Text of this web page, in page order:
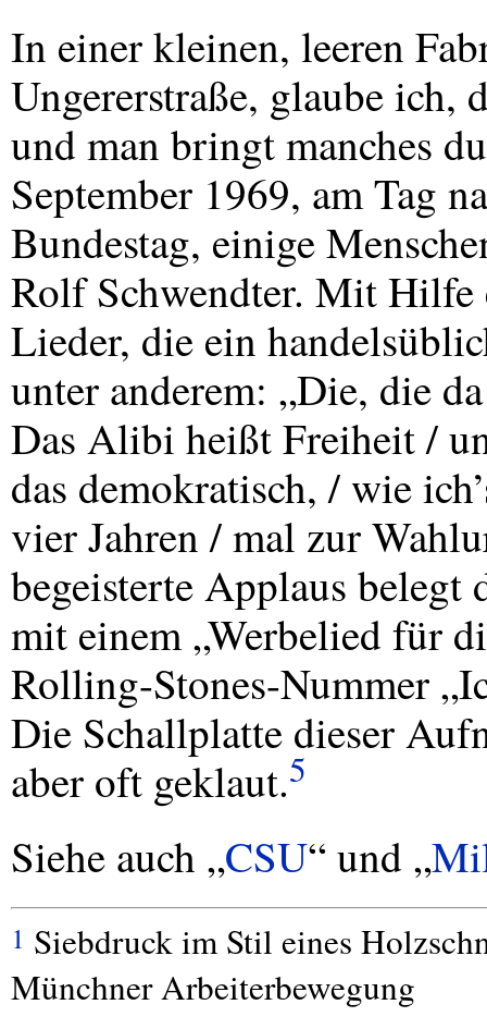
In einer kleinen, leeren
Ungererstraße, glaube
und man bringt manches
September 1969, am Tag
Bundestag, einige
Rolf Schwendter. Mit
Lieder, die ein
unter anderem: „Die, die
Das Alibi heißt Freiheit /
das demokratisch, / wie
vier Jahren / mal zur
begeisterte Applaus
mit einem „Werbelied für
Rolling-Stones-Nummer
Die Schallplatte dieser
aber oft geklaut.5
Siehe auch „CSU“ und „
1 Siebdruck im Stil eines
Münchner Arbeiterbewegung